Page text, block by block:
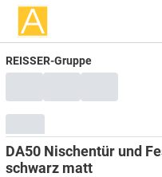
REISSER-Gruppe
DA50 Nischentür und
schwarz matt